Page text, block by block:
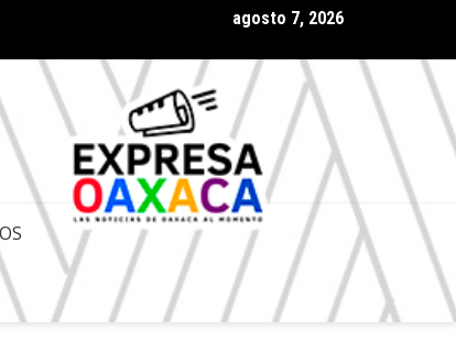
de Oaxaca Salomón Jara Cruz con amplia
agosto 7, 2026